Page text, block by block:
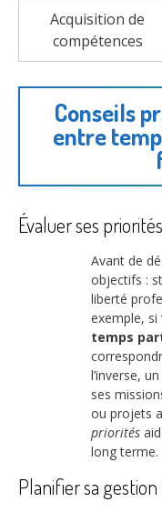
Acquisition de
compétences
Conseils
entre
Évaluer ses
Avant de
objectifs :
liberté
exemple, si
temps
l’inverse,
ses
ou projets
priorités
long terme.
Planifier sa